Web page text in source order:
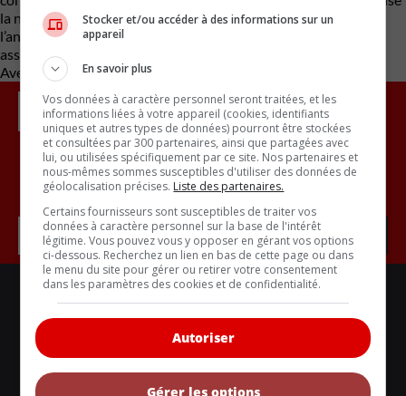
la niche des « coupés à quatre portes », a été abandonné après
l’année modèle 2023. Quant au rôle du CLK, il est désormais
assuré par le modèle CLE.
Avec des renseignements de Motor Authority
Inscrivez vous à l'infolettre.
LIENS UTILES
ACTUALITÉS
BANCS D'ESSAIS
Stocker et/ou accéder à des informations sur un
appareil
En savoir plus
Vos données à caractère personnel seront traitées, et les
informations liées à votre appareil (cookies, identifiants
uniques et autres types de données) pourront être stockées
et consultées par 300 partenaires, ainsi que partagées avec
lui, ou utilisées spécifiquement par ce site. Nos partenaires et
nous-mêmes sommes susceptibles d'utiliser des données de
géolocalisation précises. Liste des partenaires.
Certains fournisseurs sont susceptibles de traiter vos
données à caractère personnel sur la base de l'intérêt
légitime. Vous pouvez vous y opposer en gérant vos options
ci-dessous. Recherchez un lien en bas de cette page ou dans
le menu du site pour gérer ou retirer votre consentement
dans les paramètres des cookies et de confidentialité.
Autoriser
Gérer les options